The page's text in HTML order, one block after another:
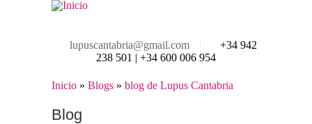
Pasar al contenido principal
lupuscantabria@gmail.com
+34 942
238 501 | +34 600 006 954
Se encuentra usted aquí
Inicio » Blogs » blog de Lupus Cantabria
Blog